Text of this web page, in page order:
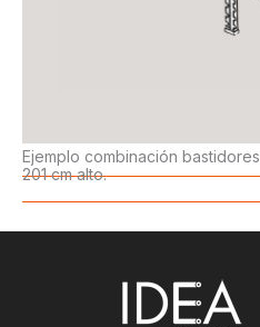
Ejemplo combinación bastidores
201 cm alto.